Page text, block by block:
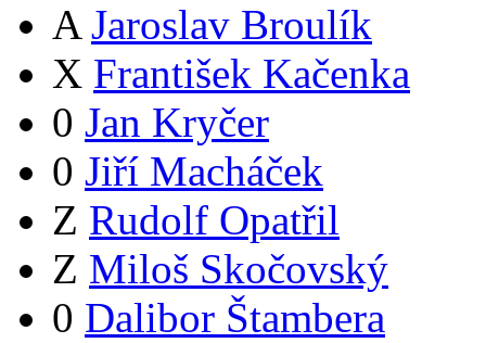
A Jaroslav Broulík
X František Kačenka
0 Jan Kryčer
0 Jiří Macháček
Z Rudolf Opatřil
Z Miloš Skočovský
0 Dalibor Štambera